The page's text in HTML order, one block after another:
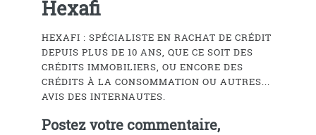
Hexafi
HEXAFI : SPÉCIALISTE EN RACHAT DE CRÉDIT
DEPUIS PLUS DE 10 ANS, QUE CE SOIT DES
CRÉDITS IMMOBILIERS, OU ENCORE DES
CRÉDITS À LA CONSOMMATION OU AUTRES...
AVIS DES INTERNAUTES.
Postez votre commentaire,